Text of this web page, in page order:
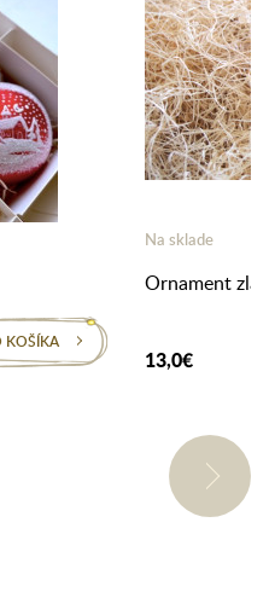
KOŠÍKA
Na sklade
Ornament
13,0€